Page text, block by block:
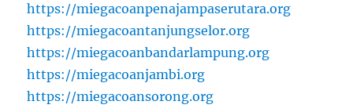
https://miegacoanpenajampaserutara.org
https://miegacoantanjungselor.org
https://miegacoanbandarlampung.org
https://miegacoanjambi.org
https://miegacoansorong.org